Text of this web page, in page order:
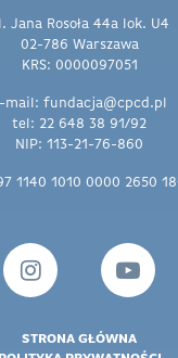
Jana Rosoła 44a lok. U4
02-786 Warszawa
KRS: 0000097051
mail: fundacja@cpcd.pl
tel: 22 648 38 91/92
NIP: 113-21-76-860
1140 1010 0000 2650
STRONA GŁÓWNA